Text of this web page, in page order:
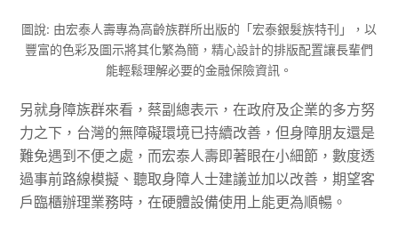
圖說: 由宏泰人壽專為高齡族群所出版的「宏泰銀髮族特刊」，以
豐富的色彩及圖示將其化繁為簡，精心設計的排版配置讓長輩們
能輕鬆理解必要的金融保險資訊。
另就身障族群來看，蔡副總表示，在政府及企業的多方努
力之下，台灣的無障礙環境已持續改善，但身障朋友還是
難免遇到不便之處，而宏泰人壽即著眼在小細節，數度透
過事前路線模擬、聽取身障人士建議並加以改善，期望客
戶臨櫃辦理業務時，在硬體設備使用上能更為順暢。